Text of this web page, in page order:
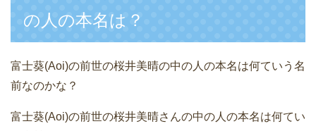
の人の本名は？
富士葵(Aoi)の前世の桜井美晴の中の人の本名は何ていう名
前なのかな？
富士葵(Aoi)の前世の桜井美晴さんの中の人の本名は何てい